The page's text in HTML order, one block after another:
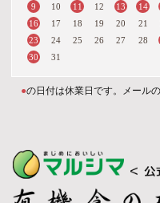
9
10 11 12 13 14
16
17 18 19 20 21
23
24 25 26 27 28
30
31
●の日付は休業日です。メール